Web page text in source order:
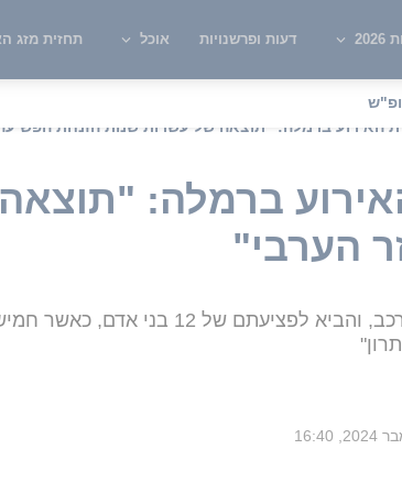
דעות ופרשנויות אוכל תחזית מזג
האירוע ברמלה: "תוצאה של עשרות שנות הזנחת
ברמלה:
הערבי"
השר לביטחון לאומי הגיע לזירה בה